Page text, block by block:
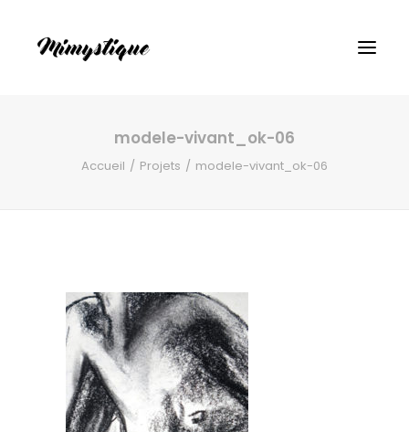
modele-vivant_ok-06
Accueil Projets modele-vivant_ok-06